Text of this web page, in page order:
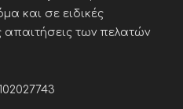
και σε ειδικές
απαιτήσεις των πελατών